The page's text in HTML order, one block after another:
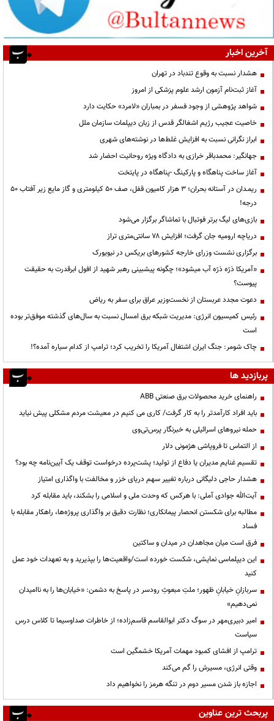
آخرین اخبار
هشدار نسبت به وقوع تندباد در تهران
آغاز ثبت‌نام آزمون ارشد علوم پزشکی از امروز
شواهد پژوهشی از وجود فسفر در بمباران «لامرد» حکایت دارد
خاصیت عجیب رژیم اشغالگر قدس از زبان دیپلمات سازمان ملل
ابراز نگرانی نسبت به افزایش غلط‌ها در نوشته‌های شهری
جهانگیر: محمدباقر خرازی به دادگاه ویژه روحانیت احضار شد
آغاز ساخت پناهگاه و پارکینگ -پناهگاه در پایتخت
ریمـدان در آستانه بحران؛ ۳ هزار کامیون قفل، صف ۵۰ کیلومتری و گاز مایع زیر آفتاب ۵۰
درجه!
بازی‌های لیگ برتر فوتبال با تماشاگر برگزار می‌شود
دریاچه ارومیه جان گرفت؛ افزایش ۷۸ سانتی‌متری تراز
برگزاری نشست وزرای خارجه کشورهای بریکس در نیویورک
«آمریکا ذرّه ذرّه آب میشود»؛ چگونه پیشبینی رهبر شهید از افول ابرقدرت به حقیقت
پیوست؟
دعوت مجدد عربستان از نخست‌وزیر عراق برای سفر به ریاض
رئیس کمیسیون انرژی: مدیریت شبکه برق امسال نسبت به سال‌های گذشته موفق‌تر بوده
است
چاک شومر: جنگ ایران اشتغال آمریکا را تخریب کرد؛ ترامپ از کدام سیاره آمده؟!
پربازدید ها
راهنمای خرید محصولات برق صنعتی ABB
باید افراد کارآمدتر را به کار گرفت/ کاری می کنیم در معیشت مردم مشکلی پیش نیاید
حمله نیروهای اسرائیلی به خبرنگار پرس‌تی‌وی
از التماس تا فروپاشی هژمونی دلار
تقسیم غنایم مدیران یا دفاع از تولید؛ پشت‌پرده درخواست توقف یک آیین‌نامه چه بود؟
هشدار حاجی دلیگانی درباره تغییر سهم دریای خزر و مخالفت با واگذاری امتیاز
آیت‌الله جوادی آملی: با هرکس که وحدت ملی و اسلامی را بشکند، باید مقابله کرد
مطالبه برای شکستن انحصار پیمانکاری؛ نظارت دقیق بر واگذاری پروژه‌ها، راهکار مقابله با
فساد
فرق است میان مجاهدان در میدان و ساکتین
این دیپلماسی نمایشی، شکست خورده است/واقعیت‌ها را بپذیرید و به تعهدات خود عمل
کنید
سربازانِ خیابانِ ظهور؛ ملتِ مبعوثِ رودسر در پاسخ به دشمن: «خیابان‌ها را به ناامیدان
نمی‌دهیم»
امیر دبیری‌مهر در سوگ دکتر ابوالقاسم قاسم‌زاده؛ از خاطرات صداوسیما تا کلاس درس
سیاست
ترامپ از افشای کمبود مهمات آمریکا خشمگین است
وقتی انرژی، مسیرش را گم می‌کند
اجازه باز شدن مسیر دوم در تنگه هرمز را نخواهیم داد
پربحث ترین عناوین